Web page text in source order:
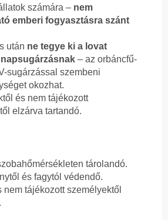
számára – nem
emberi fogyasztásra szánt
után ne tegye ki a lovat
– az orbáncfű-
sugárzással szembeni
okozhat.
és nem tájékozott
elzárva tartandó.
tárolandó.
és fagytól védendő.
nem tájékozott személyektől